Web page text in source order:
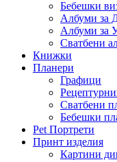
Бебешки
Албуми за
Албуми за
Сватбени
Книжки
Планери
Графици
Сватбени
Бебешки
Pet Портрети
Принт изделия
Картини